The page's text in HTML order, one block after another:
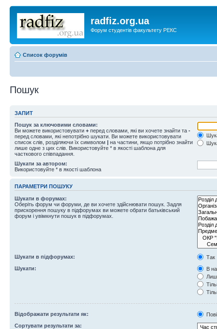
radfiz.org.ua
Форум студентів факультету РЕКС
Список форумів
Пошук
ЗАПИТ
Пошук за ключовими словами:
Ви можете використовувати + перед словами, які ви хочете знайти та -
перед словами, які непотрібно шукати. Ви можете використовувати
список слів, розділяючи їх символом | на частини, якщо потрібно знайти
лише одне з цих слів. Використовуйте * в якості шаблона для
часткового співпадання.
Шукати за автором:
Використовуйте * в якості шаблона
ПАРАМЕТРИ ПОШУКУ
Шукати в форумах:
Оберіть форум чи форуми, де ви хочете здійснювати пошук. Задля
прискорення пошуку в підфорумах ви можете обрати батьківський
форум і увімкнути пошук в підфорумах.
Шукати в підфорумах:
Так
Шукати:
В
Відображати результати як:
Сортувати результати за: